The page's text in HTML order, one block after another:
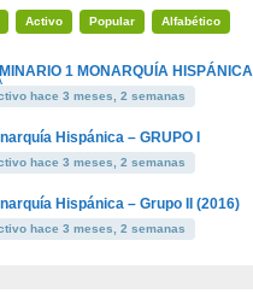
Activo Popular Alfabético
1 MONARQUÍA HISPÁNICA
hace 3 meses, 2 semanas
Hispánica – GRUPO I
hace 3 meses, 2 semanas
Hispánica – Grupo II (2016)
hace 3 meses, 2 semanas